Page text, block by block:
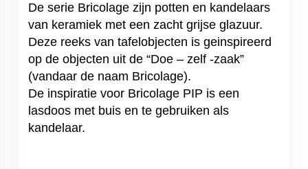
De serie Bricolage zijn potten en kandelaars
van keramiek met een zacht grijse glazuur.
Deze reeks van tafelobjecten is geinspireerd
op de objecten uit de “Doe – zelf -zaak”
(vandaar de naam Bricolage).
De inspiratie voor Bricolage PIP is een
lasdoos met buis en te gebruiken als
kandelaar.